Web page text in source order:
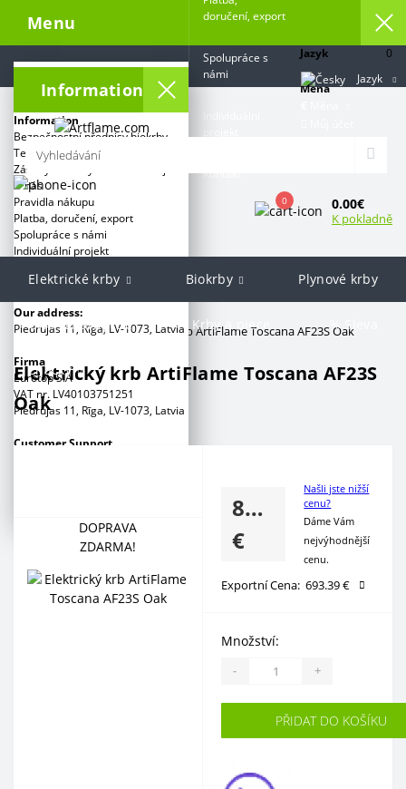
Menu
Information
Information
Bezpečnostní předpisy biokrby
Terms and conditions
Zásady ochrany osobních údajů
O nás
Pravidla nákupu
Platba, doručení, export
Spolupráce s námi
Individuální projekt
Kategorie:
Our address:
Piedrujas 11, Rīga, LV-1073, Latvia
Firma
Eurotop SIA
VAT nr. LV40103751251
Piedrujas 11, Rīga, LV-1073, Latvia
Сustomer Support
doručení, export
Spolupráce s
námi
Kontakt
Jazyk
Jazyk
Měna
0
0 0.00€
K pokladně
Elektrické krby Biokrby Plynové krby
Grill & Barbecue Krby a piece % Sleva
Značky
Artflame.com Elektrický krb ArtiFlame Toscana AF23S Oak
Elektrický krb ArtiFlame Toscana AF23S
Oak
DOPRAVA
ZDARMA!
839.00
€
Našli jste nižší
cenu?
Dáme Vám
nejvýhodnější
cenu.
Exportní Cena: 693.39 €
Množství:
- +
PŘIDAT DO KOŠÍKU